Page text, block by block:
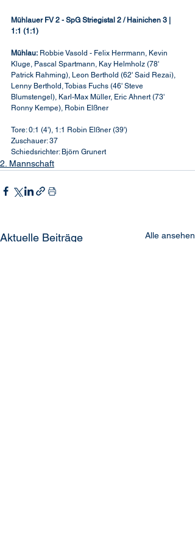
Mühlauer FV 2 - SpG Striegistal 2 / Hainichen 3 |
1:1 (1:1)
Mühlau: Robbie Vasold - Felix Herrmann, Kevin
Kluge, Pascal Spartmann, Kay Helmholz (78'
Patrick Rahming), Leon Berthold (62' Said Rezai),
Lenny Berthold, Tobias Fuchs (46' Steve
Blumstengel), Karl-Max Müller, Eric Ahnert (73'
Ronny Kempe), Robin Elßner
Tore: 0:1 (4'), 1:1 Robin Elßner (39')
Zuschauer: 37
Schiedsrichter: Björn Grunert
2. Mannschaft
Aktuelle Beiträge Alle ansehen